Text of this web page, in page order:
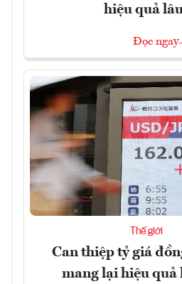
hiệu quả
Đọc ngay
Thế giới
Can thiệp tỷ giá
mang lại hiệu quả